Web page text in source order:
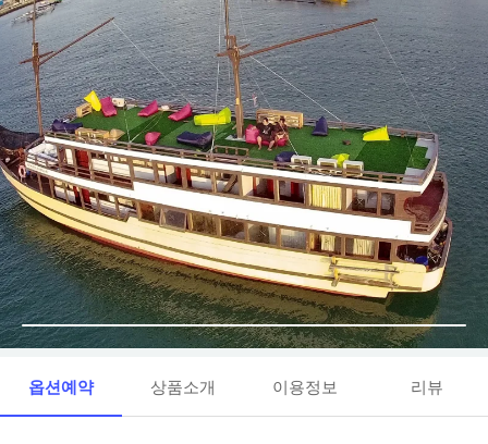
옵션예약 상품소개 이용정보 리뷰